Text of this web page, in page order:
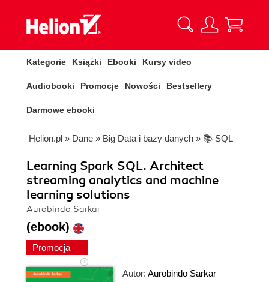
Kategorie Książki Ebooki Kursy video
Audiobooki Promocje Nowości Bestsellery
Darmowe ebooki
Helion.pl » Dane » Big Data i bazy danych » 📚 SQL
Learning Spark SQL. Architect
streaming analytics and machine
learning solutions
Aurobindo Sarkar
(ebook)
Promocja
Autor: Aurobindo Sarkar